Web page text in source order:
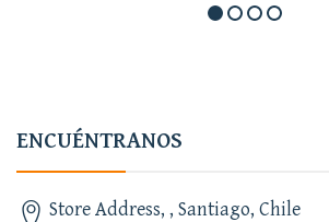
ENCUÉNTRANOS
Store Address, , Santiago, Chile